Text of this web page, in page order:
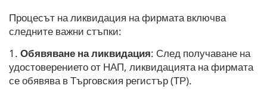
Процесът на ликвидация на фирмата включва
следните важни стъпки:
1. Обявяване на ликвидация: След получаване на
удостоверението от НАП, ликвидацията на фирмата
се обявява в Търговския регистър (ТР).